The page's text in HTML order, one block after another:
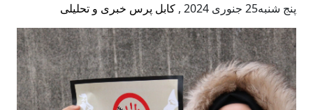
پنج شنبه25 جنوری 2024 , کابل پرس خبری و تحلیلی